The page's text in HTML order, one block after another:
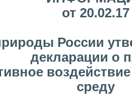
от 20.02.17
России
декларации о
среду